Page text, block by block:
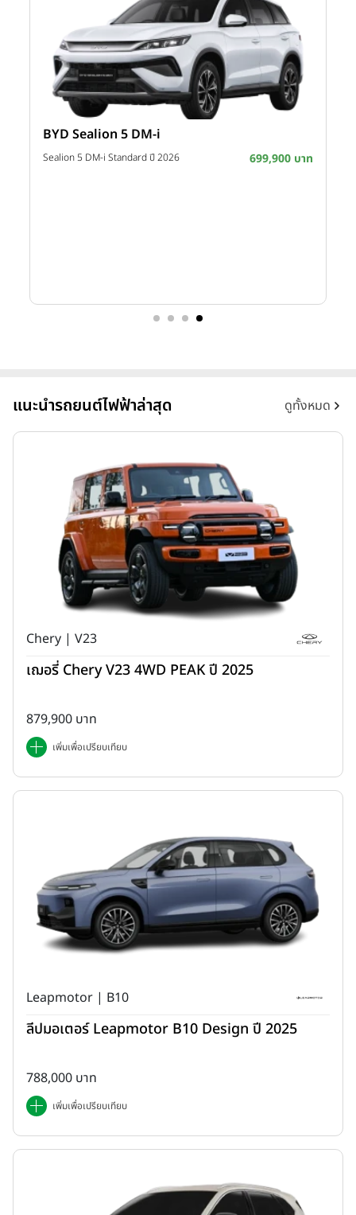
BYD Sealion 5 DM-i
Sealion 5 DM-i Standard ปี 2026 699,900 บาท
แนะนำรถยนต์ไฟฟ้าล่าสุด ดูทั้งหมด
Chery | V23
เฌอรี่ Chery V23 4WD PEAK ปี 2025
879,900 บาท
เพิ่มเพื่อเปรียบเทียบ
Leapmotor | B10
ลีปมอเตอร์ Leapmotor B10 Design ปี 2025
788,000 บาท
เพิ่มเพื่อเปรียบเทียบ